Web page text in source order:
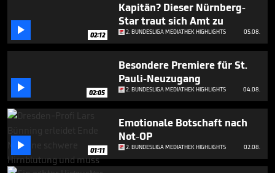
 02:12
Kapitän? Dieser Nürnberg-
Star traut sich Amt zu
2. BUNDESLIGA MEDIATHEK HIGHLIGHTS 05.08.
 02:05
Besondere Premiere für St.
Pauli-Neuzugang
2. BUNDESLIGA MEDIATHEK HIGHLIGHTS 04.08.
 01:11
Emotionale Botschaft nach
Not-OP
2. BUNDESLIGA MEDIATHEK HIGHLIGHTS 02.08.